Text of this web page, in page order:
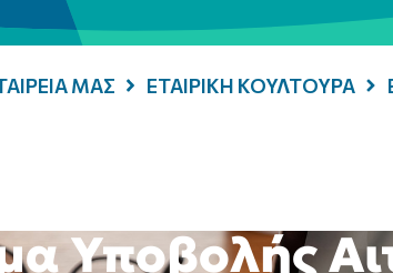
ΜΑΣ ΕΤΑΙΡΙΚΗ ΚΟΥΛΤΟΥΡΑ
Υποβολής